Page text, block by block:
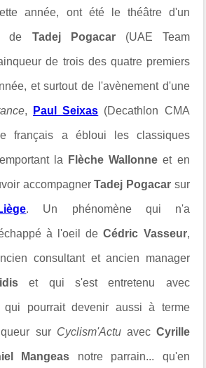
année, ont été le théâtre d'un
de Tadej Pogacar (UAE Team
de trois des quatre premiers
et surtout de l'avènement d'une
, Paul Seixas (Decathlon CMA
français a ébloui les classiques
la Flèche Wallonneet en
accompagnerTadej Pogacar sur
. Un phénomène qui n'a
à l'oeil deCédric Vasseur,
consultant et ancien manager
et qui s'est entretenu avec
qui pourrait devenir aussi à terme
sur Cyclism'Actu avec Cyrille
Mangeas notre parrain... qu'en